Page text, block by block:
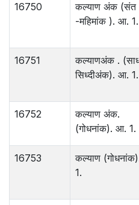
16750
कल्याण अंक (संत
-महिमांक ). आ. 1.
16751
कल्याणअंक .
सिध्दीअंक). आ. 1.
16752
कल्याण अंक.
(गोधनांक). आ. 1.
16753
कल्याण
1.